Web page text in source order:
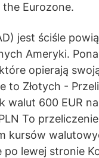
Eurozone.
jest ściśle
Ameryki.
opierają
to Złotych -
walut 600 EUR
To
kursów
lewej stronie